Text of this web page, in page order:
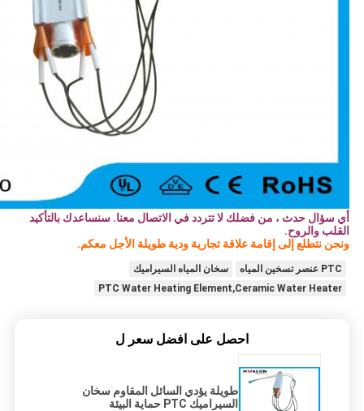
أي سؤال حدث ، من فضلك لا تتردد في الاتصال معنا. سنساعدك بالتأكيد
القلب والروح.
ونحن نتطلع إلى إقامة علاقة تجارية ودية طويلة الأجل معكم.
PTC عنصر تسخين المياه
سخان المياه السيراميك
PTC Water Heating Element,Ceramic Water Heater
احصل على افضل سعر ل
طويلة يؤدي السائل المقاوم سخان
السيراميك PTC حماية البيئة